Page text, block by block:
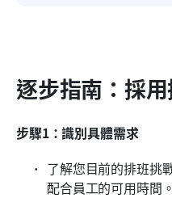
逐步指南：採
步驟1：識別具體需求
了解您目前的排班挑
配合員工的可用時間。